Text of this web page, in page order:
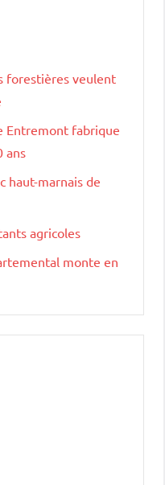
forestières veulent
Entremont fabrique
ans
haut-marnais de
agricoles
monte en